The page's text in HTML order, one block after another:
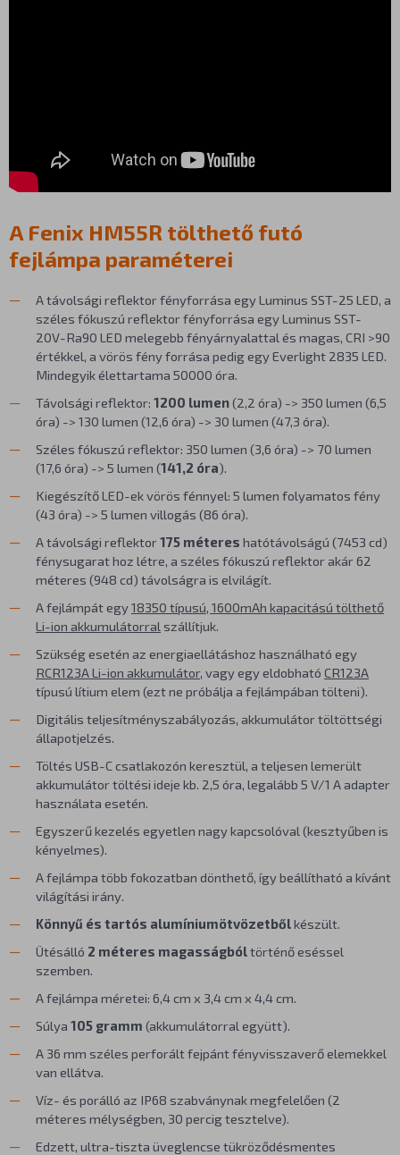
A Fenix HM55R tölthető futó
fejlámpa paraméterei
A távolsági reflektor fényforrása egy Luminus SST-25 LED, a
széles fókuszú reflektor fényforrása egy Luminus SST-
20V-Ra90 LED melegebb fényárnyalattal és magas, CRI >90
értékkel, a vörös fény forrása pedig egy Everlight 2835 LED.
Mindegyik élettartama 50000 óra.
Távolsági reflektor: 1200 lumen(2,2 óra) -> 350 lumen (6,5
óra) -> 130 lumen (12,6 óra) -> 30 lumen (47,3 óra).
Széles fókuszú reflektor: 350 lumen (3,6 óra) -> 70 lumen
(17,6 óra) -> 5 lumen (141,2 óra).
Kiegészítő LED-ek vörös fénnyel: 5 lumen folyamatos fény
(43 óra) -> 5 lumen villogás (86 óra).
A távolsági reflektor175 méteres hatótávolságú (7453 cd)
fénysugarat hoz létre, a széles fókuszú reflektor akár 62
méteres (948 cd) távolságra is elvilágít.
A fejlámpát egy18350 típusú, 1600mAh kapacitású tölthető
Li-ion akkumulátorral szállítjuk.
Szükség esetén az energiaellátáshoz használható egy
RCR123A Li-ion akkumulátor, vagy egy eldobható CR123A
típusú lítium elem (ezt ne próbálja a fejlámpában tölteni).
Digitális teljesítményszabályozás, akkumulátor töltöttségi
állapotjelzés.
Töltés USB-C csatlakozón keresztül, a teljesen lemerült
akkumulátor töltési ideje kb. 2,5 óra, legalább 5 V/1 A adapter
használata esetén.
Egyszerű kezelés egyetlen nagy kapcsolóval (kesztyűben is
kényelmes).
A fejlámpa több fokozatban dönthető, így beállítható a kívánt
világítási irány.
Könnyű és tartós alumíniumötvözetbőlkészült.
Ütésálló 2 méteres magasságbóltörténő eséssel
szemben.
A fejlámpa méretei: 6,4 cm x 3,4 cm x 4,4 cm.
Súlya 105 gramm (akkumulátorral együtt).
A 36 mm széles perforált fejpánt fényvisszaverő elemekkel
van ellátva.
Víz- és porálló az IP68 szabványnak megfelelően (2
méteres mélységben, 30 percig tesztelve).
Edzett, ultra-tiszta üveglencse tükröződésmentes